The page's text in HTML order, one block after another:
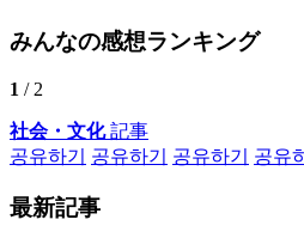
みんなの感想ランキング
1 / 2
社会・文化記事
공유하기
공유하기 공유하기 공유
最新記事